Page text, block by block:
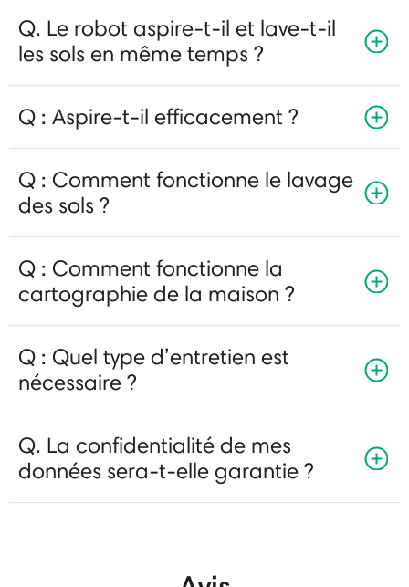
Q. Le robot aspire-t-il et lave-t-il
les sols en même temps ?
Q : Aspire-t-il efficacement ?
Q : Comment fonctionne le lavage
des sols ?
Q : Comment fonctionne la
cartographie de la maison ?
Q : Quel type d’entretien est
nécessaire ?
Q. La confidentialité de mes
données sera-t-elle garantie ?